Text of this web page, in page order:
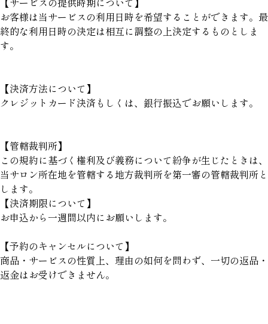
お客様は当サービスの利用日時を希望することができます。最
終的な利用日時の決定は相互に調整の上決定するものとしま
す。
【決済方法について】
クレジットカード決済もしくは、銀行振込でお願いします。
【管轄裁判所】
この規約に基づく権利及び義務について紛争が生じたときは、
当サロン所在地を管轄する地方裁判所を第一審の管轄裁判所と
します。
【決済期限について】
お申込から一週間以内にお願いします。
【予約のキャンセルについて】
商品・サービスの性質上、理由の如何を問わず、一切の返品・
返金はお受けできません。